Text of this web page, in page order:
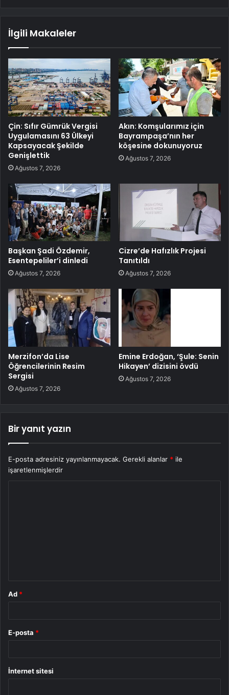
İlgili Makaleler
Çin: Sıfır Gümrük Vergisi
Uygulamasını 63 Ülkeyi
Kapsayacak Şekilde
Genişlettik
Ağustos 7, 2026
Akın: Komşularımız için
Bayrampaşa’nın her
köşesine dokunuyoruz
Ağustos 7, 2026
Başkan Şadi Özdemir,
Esentepeliler’i dinledi
Ağustos 7, 2026
Cizre’de Hafızlık Projesi
Tanıtıldı
Ağustos 7, 2026
Merzifon’da Lise
Öğrencilerinin Resim
Sergisi
Ağustos 7, 2026
Emine Erdoğan, ‘Şule: Senin
Hikayen’ dizisini övdü
Ağustos 7, 2026
Bir yanıt yazın
E-posta adresiniz yayınlanmayacak. Gerekli alanlar * ile
işaretlenmişlerdir
Ad *
E-posta *
İnternet sitesi